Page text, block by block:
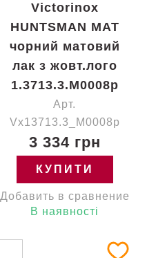
Victorinox
HUNTSMAN MAT
чорний матовий
лак з жовт.лого
1.3713.3.M0008p
Арт.
Vx13713.3_M0008p
3 334 грн
КУПИТИ
Добавить в сравнение
В наявності